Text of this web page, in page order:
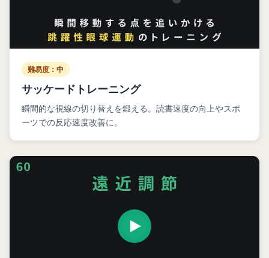
難易度：中
サッケードトレーニング
瞬間的な視線の切り替えを鍛える。読書速度の向上やスポ
ーツでの反応速度改善に。